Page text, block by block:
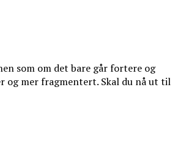
som om det bare går fortere og
og mer fragmentert. Skal du nå ut til